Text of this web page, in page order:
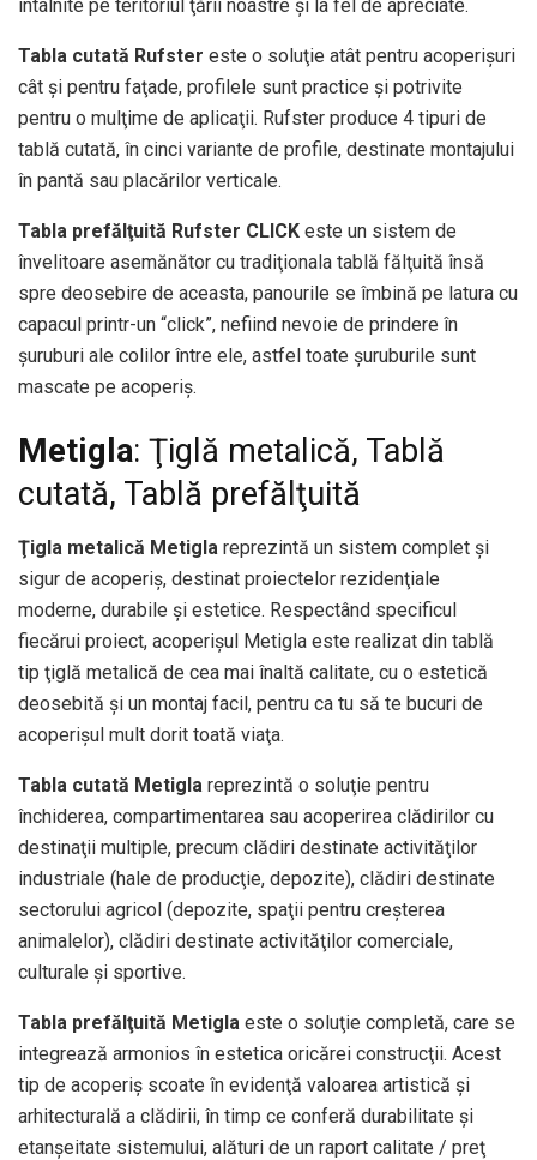
întâlnite pe teritoriul ţării noastre şi la fel de apreciate.
Tabla cutată Rufster este o soluţie atât pentru acoperişuri
cât şi pentru faţade, profilele sunt practice şi potrivite
pentru o mulţime de aplicaţii. Rufster produce 4 tipuri de
tablă cutată, în cinci variante de profile, destinate montajului
în pantă sau placărilor verticale.
Tabla prefălţuită Rufster CLICK este un sistem de
învelitoare asemănător cu tradiţionala tablă fălţuită însă
spre deosebire de aceasta, panourile se îmbină pe latura cu
capacul printr-un “click”, nefiind nevoie de prindere în
şuruburi ale colilor între ele, astfel toate şuruburile sunt
mascate pe acoperiş.
Metigla: Ţiglă metalică, Tablă
cutată, Tablă prefălţuită
Ţigla metalică Metigla reprezintă un sistem complet şi
sigur de acoperiş, destinat proiectelor rezidenţiale
moderne, durabile şi estetice. Respectând specificul
fiecărui proiect, acoperişul Metigla este realizat din tablă
tip ţiglă metalică de cea mai înaltă calitate, cu o estetică
deosebită şi un montaj facil, pentru ca tu să te bucuri de
acoperişul mult dorit toată viaţa.
Tabla cutată Metigla reprezintă o soluţie pentru
închiderea, compartimentarea sau acoperirea clădirilor cu
destinaţii multiple, precum clădiri destinate activităţilor
industriale (hale de producţie, depozite), clădiri destinate
sectorului agricol (depozite, spaţii pentru creşterea
animalelor), clădiri destinate activităţilor comerciale,
culturale şi sportive.
Tabla prefălţuită Metigla este o soluţie completă, care se
integrează armonios în estetica oricărei construcţii. Acest
tip de acoperiş scoate în evidenţă valoarea artistică şi
arhitecturală a clădirii, în timp ce conferă durabilitate şi
etanşeitate sistemului, alături de un raport calitate / preţ